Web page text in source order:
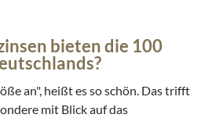
bieten die 100
an", heißt es so schön. Das trifft
mit Blick auf das